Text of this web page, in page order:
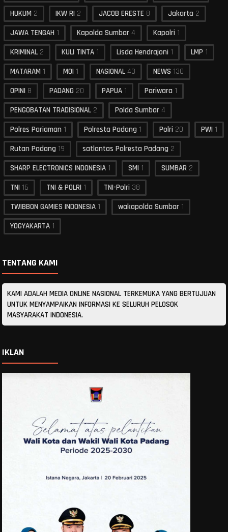
HUKUM 2 IKW RI 2 JACOB ERESTE 8 Jakarta 2
JAWA TENGAH 1 Kapolda Sumbar 4 Kapolri 1
KRIMINAL 2 KULI TINTA 1 Lisda Hendrajoni 1 LMP 1
MATARAM 1 MOI 1 NASIONAL 43 NEWS 130
OPINI 8 PADANG 20 PAPUA 1 Pariwara 1
PENGOBATAN TRADISIONAL 2 Polda Sumbar 4
Polres Pariaman 1 Polresta Padang 1 Polri 20 PWI 1
Rutan Padang 19 satlantas Polresta Padang 2
SHARP ELECTRONICS INDONESIA 1 SMI 1 SUMBAR 2
TNI 16 TNI & POLRI 1 TNI-Polri 38
TWIBBON GAMIES INDONESIA 1 wakapolda Sumbar 1
YOGYAKARTA 1
TENTANG KAMI
KAMI ADALAH MEDIA ONLINE NASIONAL TERKEMUKA YANG BERTUJUAN
UNTUK MENYAMPAIKAN INFORMASI KE SELURUH PELOSOK
MASYARAKAT INDONESIA.
IKLAN